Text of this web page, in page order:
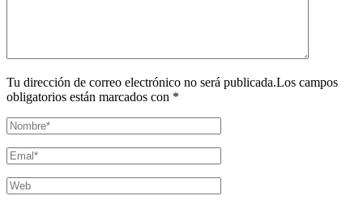
Tu dirección de correo electrónico no será publicada.Los campos
obligatorios están marcados con *